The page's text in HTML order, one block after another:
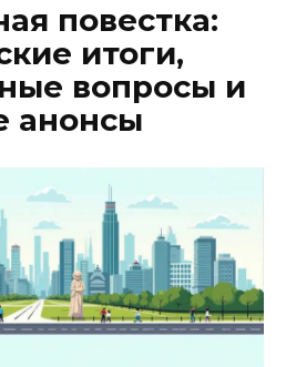
повестка:
итоги,
вопросы и
анонсы